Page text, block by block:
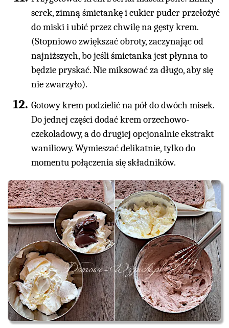
serek, zimną śmietankę i cukier puder przełożyć
do miski i ubić przez chwilę na gęsty krem.
(Stopniowo zwiększać obroty, zaczynając od
najniższych, bo jeśli śmietanka jest płynna to
będzie pryskać. Nie miksować za długo, aby się
nie zwarzyło).
Gotowy krem podzielić na pół do dwóch misek.
Do jednej części dodać krem orzechowo-
czekoladowy, a do drugiej opcjonalnie ekstrakt
waniliowy. Wymieszać delikatnie, tylko do
momentu połączenia się składników.